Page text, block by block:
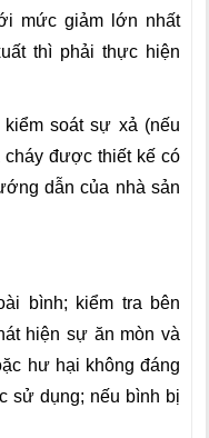
mức giảm lớn nhất
thì phải thực hiện
soát sự xả (nếu
được thiết kế có
dẫn của nhà sản
bình; kiểm tra bên
hiện sự ăn mòn và
hư hại không đáng
sử dụng; nếu bình bị